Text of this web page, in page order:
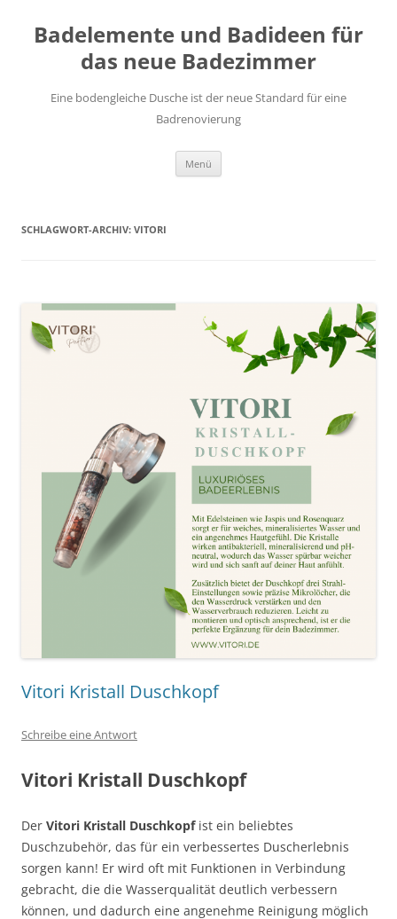
springen
Badelemente und Badideen für
das neue Badezimmer
Eine bodengleiche Dusche ist der neue Standard für eine
Badrenovierung
Menü
SCHLAGWORT-ARCHIV: VITORI
Vitori Kristall Duschkopf
Schreibe eine Antwort
Vitori Kristall Duschkopf
Der Vitori Kristall Duschkopfist ein beliebtes
Duschzubehör, das für ein verbessertes Duscherlebnis
sorgen kann! Er wird oft mit Funktionen in Verbindung
gebracht, die die Wasserqualität deutlich verbessern
können, und dadurch eine angenehme Reinigung möglich